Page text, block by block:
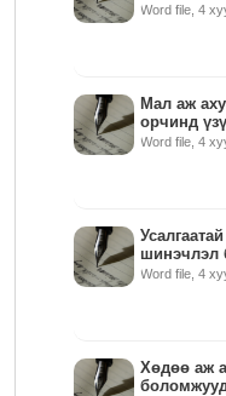
Word file, 4
Мал аж
орчинд
Word file, 4
шинэчлэл
Word file, 4
Хөдөө аж